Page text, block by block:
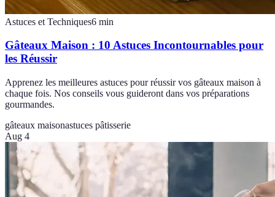
Astuces et Techniques6 min
Gâteaux Maison : 10 Astuces Incontournables pour
les Réussir
Apprenez les meilleures astuces pour réussir vos gâteaux maison à
chaque fois. Nos conseils vous guideront dans vos préparations
gourmandes.
gâteaux maisonastuces pâtisserie
Aug 4